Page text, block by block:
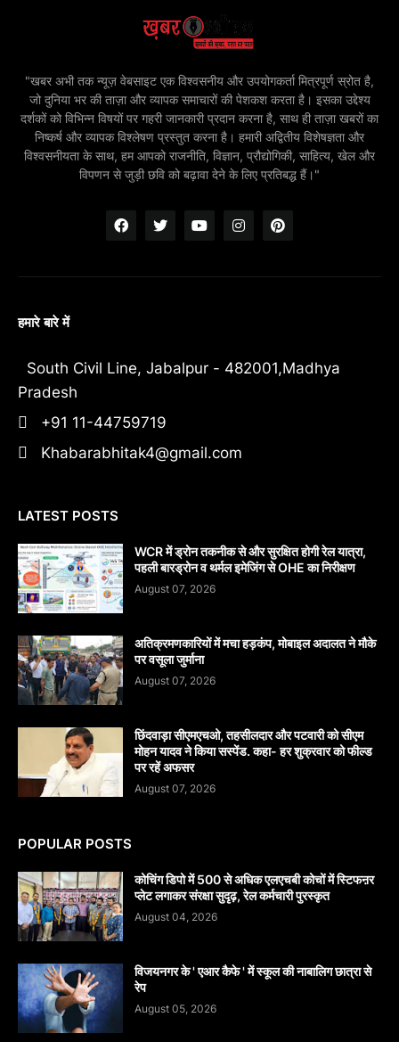
"खबर अभी तक न्यूज़ वेबसाइट एक विश्वसनीय और उपयोगकर्ता मित्रपूर्ण स्रोत है,
जो दुनिया भर की ताज़ा और व्यापक समाचारों की पेशकश करता है। इसका उद्देश्य
दर्शकों को विभिन्न विषयों पर गहरी जानकारी प्रदान करना है, साथ ही ताज़ा खबरों का
निष्कर्ष और व्यापक विश्लेषण प्रस्तुत करना है। हमारी अद्वितीय विशेषज्ञता और
विश्वसनीयता के साथ, हम आपको राजनीति, विज्ञान, प्रौद्योगिकी, साहित्य, खेल और
विपणन से जुड़ी छवि को बढ़ावा देने के लिए प्रतिबद्ध हैं।"
हमारे बारे में
South Civil Line, Jabalpur - 482001,Madhya
Pradesh
+91 11-44759719
Khabarabhitak4@gmail.com
LATEST POSTS
WCR में ड्रोन तकनीक से और सुरक्षित होगी रेल यात्रा,
पहली बारड्रोन व थर्मल इमेजिंग से OHE का निरीक्षण
August 07, 2026
अतिक्रमणकारियों में मचा हड़कंप, मोबाइल अदालत ने मौके
पर वसूला जुर्माना
August 07, 2026
छिंदवाड़ा सीएमएचओ, तहसीलदार और पटवारी को सीएम
मोहन यादव ने किया सस्पेंड. कहा- हर शुक्रवार को फील्ड
पर रहें अफसर
August 07, 2026
POPULAR POSTS
कोचिंग डिपो में 500 से अधिक एलएचबी कोचों में स्टिफऩर
प्लेट लगाकर संरक्षा सुदृढ़, रेल कर्मचारी पुरस्कृत
August 04, 2026
विजयनगर के ' एआर कैफे ' में स्कूल की नाबालिग छात्रा से
रेप
August 05, 2026